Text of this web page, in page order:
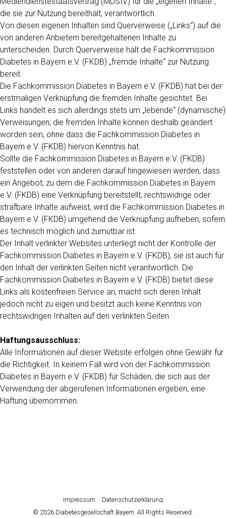
die sie zur Nutzung bereithält, verantwortlich.
Von diesen eigenen Inhalten sind Querverweise („Links“) auf die
von anderen Anbietern bereitgehaltenen Inhalte zu
unterscheiden. Durch Querverweise hält die Fachkommission
Diabetes in Bayern e.V. (FKDB) „fremde Inhalte“ zur Nutzung
bereit.
Die Fachkommission Diabetes in Bayern e.V. (FKDB) hat bei der
erstmaligen Verknüpfung die fremden Inhalte gesichtet. Bei
Links handelt es sich allerdings stets um „lebende“ (dynamische)
Verweisungen; die fremden Inhalte können deshalb geändert
worden sein, ohne dass die Fachkommission Diabetes in
Bayern e.V. (FKDB) hiervon Kenntnis hat.
Sollte die Fachkommission Diabetes in Bayern e.V. (FKDB)
feststellen oder von anderen darauf hingewiesen werden, dass
ein Angebot, zu dem die Fachkommission Diabetes in Bayern
e.V. (FKDB) eine Verknüpfung bereitstellt, rechtswidrige oder
strafbare Inhalte aufweist, wird die Fachkommission Diabetes in
Bayern e.V. (FKDB) umgehend die Verknüpfung aufheben, sofern
es technisch möglich und zumutbar ist.
Der Inhalt verlinkter Websites unterliegt nicht der Kontrolle der
Fachkommission Diabetes in Bayern e.V. (FKDB), sie ist auch für
den Inhalt der verlinkten Seiten nicht verantwortlich. Die
Fachkommission Diabetes in Bayern e.V. (FKDB) bietet diese
Links als kostenfreien Service an, macht sich deren Inhalt
jedoch nicht zu eigen und besitzt auch keine Kenntnis von
rechtswidrigen Inhalten auf den verlinkten Seiten.
Haftungsausschluss:
Alle Informationen auf dieser Website erfolgen ohne Gewähr für
die Richtigkeit. In keinem Fall wird von der Fachkommission
Diabetes in Bayern e.V. (FKDB) für Schäden, die sich aus der
Verwendung der abgerufenen Informationen ergeben, eine
Haftung übernommen.
Impressum
Datenschutzerklärung
© 2026 Diabetesgesellschaft Bayern. All Rights Reserved.